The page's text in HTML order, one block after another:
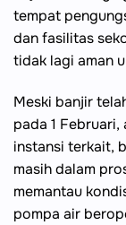
tempat
dan fasilitas
tidak lagi aman
Meski banjir
pada 1
instansi terkait,
masih dalam
memantau
pompa air